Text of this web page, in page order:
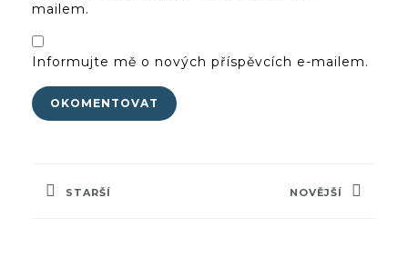
mailem.
Informujte mě o nových příspěvcích e-mailem.
příspěvek
STARŠÍ NOVĚJŠÍ